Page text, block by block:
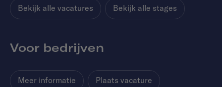
Bekijk alle vacatures Bekijk alle stages
Voor bedrijven
Meer informatie Plaats vacature